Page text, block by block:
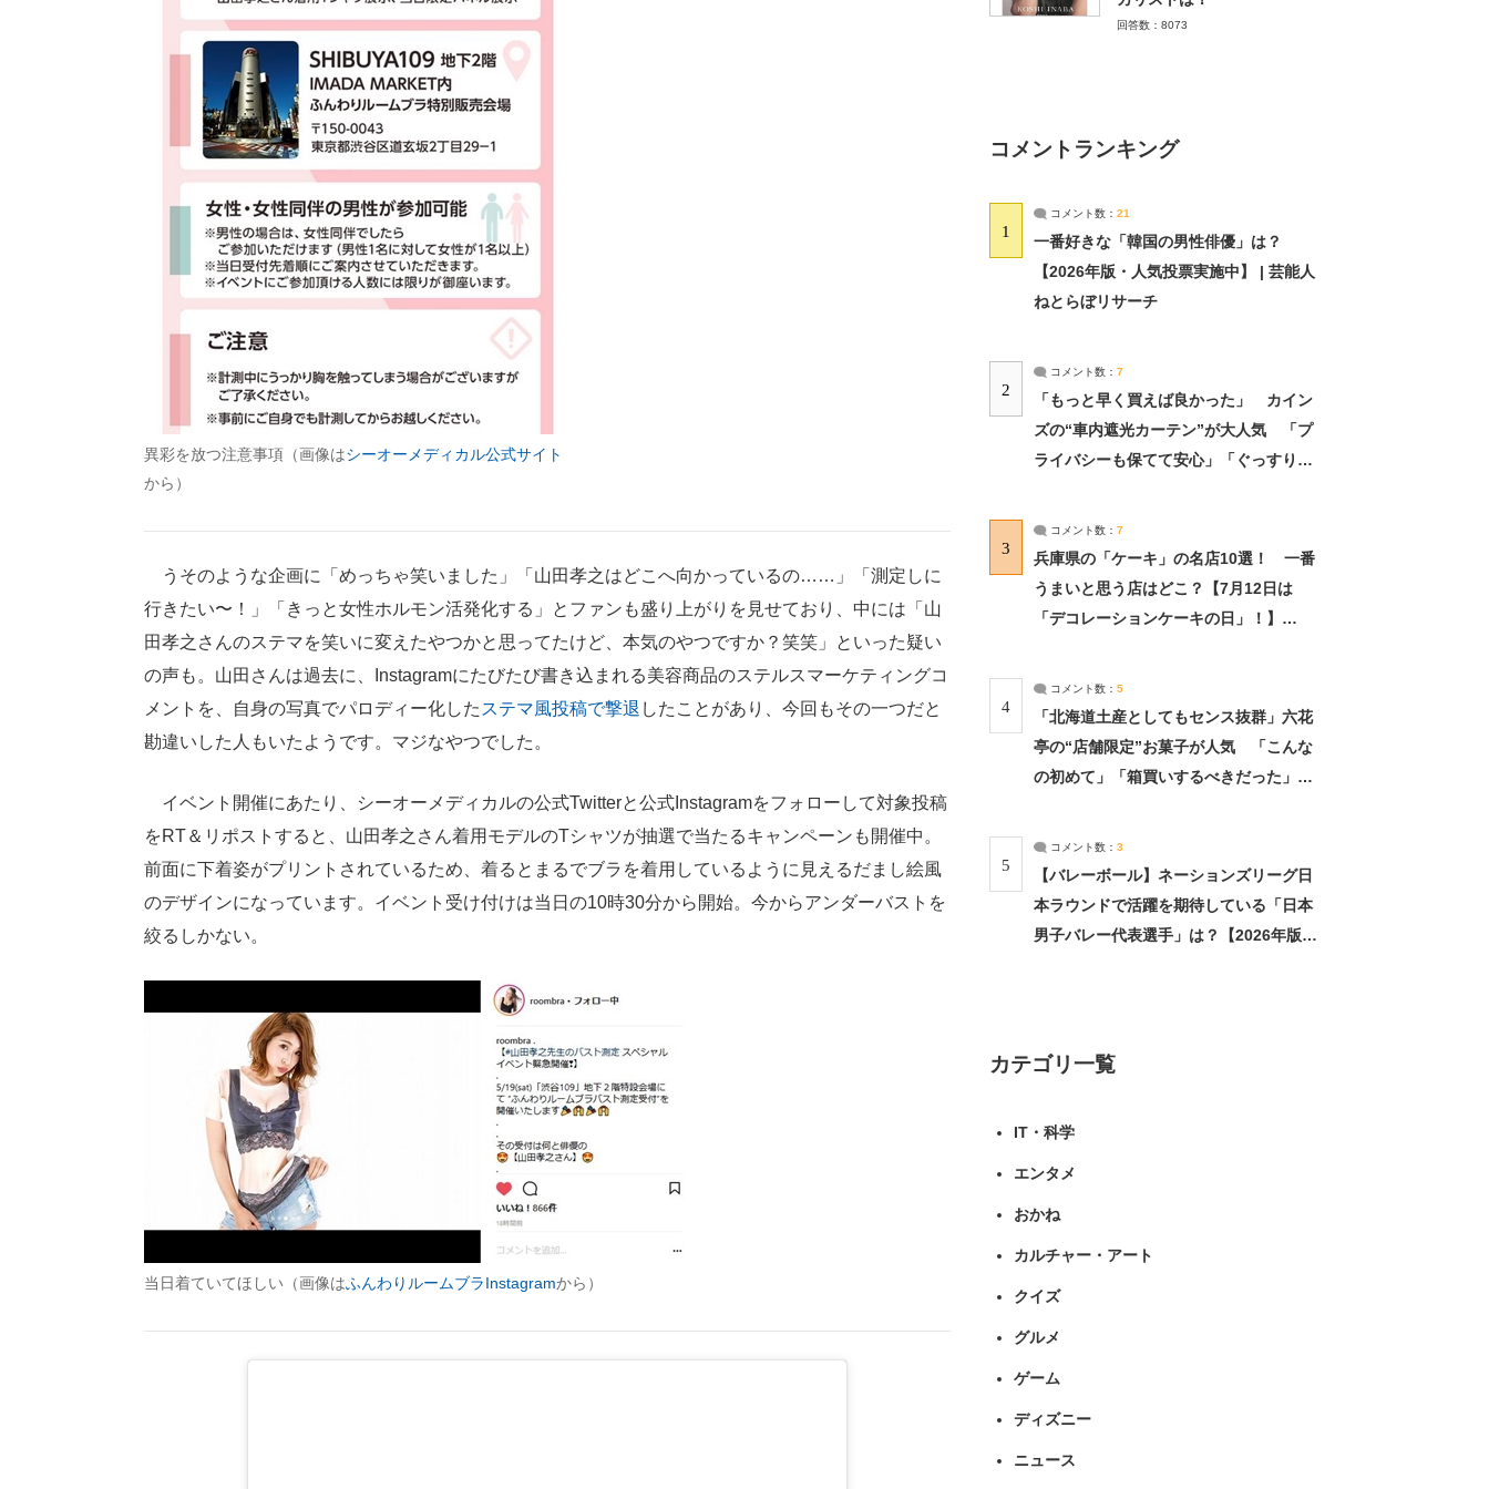
異彩を放つ注意事項（画像はシーオーメディカル公式サイト
から）
うそのような企画に「めっちゃ笑いました」「山田孝之はどこへ向かっているの……」「測定しに
行きたい〜！」「きっと女性ホルモン活発化する」とファンも盛り上がりを見せており、中には「山
田孝之さんのステマを笑いに変えたやつかと思ってたけど、本気のやつですか？笑笑」といった疑い
の声も。山田さんは過去に、Instagramにたびたび書き込まれる美容商品のステルスマーケティングコ
メントを、自身の写真でパロディー化した ステマ風投稿で撃退 したことがあり、今回もその一つだと
勘違いした人もいたようです。マジなやつでした。
イベント開催にあたり、シーオーメディカルの公式Twitterと公式Instagramをフォローして対象投稿
をRT＆リポストすると、山田孝之さん着用モデルのTシャツが抽選で当たるキャンペーンも開催中。
前面に下着姿がプリントされているため、着るとまるでブラを着用しているように見えるだまし絵風
のデザインになっています。イベント受け付けは当日の10時30分から開始。今からアンダーバストを
絞るしかない。
当日着ていてほしい（画像はふんわりルームブラInstagramから）
回答数：8073
コメントランキング
1
コメント数： 21
一番好きな「韓国の男性俳優」は？
【2026年版・人気投票実施中】 | 芸能人
ねとらぼリサーチ
2
コメント数： 7
「もっと早く買えば良かった」 カイン
ズの“車内遮光カーテン”が大人気 「プ
ライバシーも保てて安心」「ぐっすり眠
3
コメント数： 7
兵庫県の「ケーキ」の名店10選！ 一番
うまいと思う店はどこ？【7月12日は
「デコレーションケーキの日」！】
4
コメント数： 5
「北海道土産としてもセンス抜群」六花
亭の“店舗限定”お菓子が人気 「こんな
の初めて」「箱買いするべきだった」
5
コメント数： 3
【バレーボール】ネーションズリーグ日
本ラウンドで活躍を期待している「日本
男子バレー代表選手」は？【2026年版・
カテゴリ一覧
IT・科学
エンタメ
おかね
カルチャー・アート
クイズ
グルメ
ゲーム
ディズニー
ニュース